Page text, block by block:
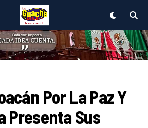
Por La Paz Y
Presenta Sus